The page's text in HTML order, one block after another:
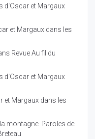
d'Oscar et Margaux
et Margaux dans les
Revue Au fil du
d'Oscar et Margaux
et Margaux dans les
montagne. Paroles de